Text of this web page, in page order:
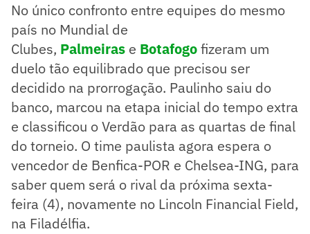
No único confronto entre equipes do mesmo
país no Mundial de
Clubes, Palmeiras e Botafogofizeram um
duelo tão equilibrado que precisou ser
decidido na prorrogação. Paulinho saiu do
banco, marcou na etapa inicial do tempo extra
e classificou o Verdão para as quartas de final
do torneio. O time paulista agora espera o
vencedor de Benfica-POR e Chelsea-ING, para
saber quem será o rival da próxima sexta-
feira (4), novamente no Lincoln Financial Field,
na Filadélfia.